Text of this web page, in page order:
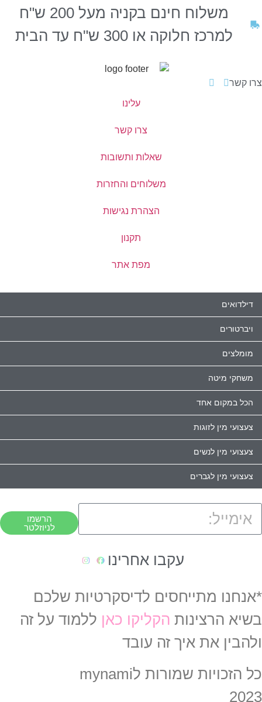
משלוח חינם בקניה מעל 200 ש"ח
למרכז חלוקה או 300 ש"ח עד הבית
צרו קשר
עלינו
צרו קשר
שאלות ותשובות
משלוחים והחזרות
הצהרת נגישות
תקנון
מפת אתר
דילדואים
ויברטורים
מומלצים
משחקי מיטה
הכל במקום אחד
צעצועי מין לזוגות
צעצועי מין לנשים
צעצועי מין לגברים
הרשמו
לניוזלטר
עקבו אחרינו
*אנחנו מתייחסים לדיסקרטיות שלכם
בשיא הרצינות הקליקו כאן ללמוד על זה
ולהבין את איך זה עובד
כל הזכויות שמורות לmynami
2023